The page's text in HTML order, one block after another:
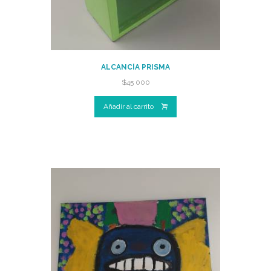
ALCANCÍA PRISMA
$45 000
Añadir al carrito